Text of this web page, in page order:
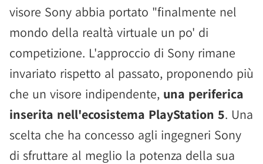
visore Sony abbia portato "finalmente nel
mondo della realtà virtuale un po' di
competizione. L'approccio di Sony rimane
invariato rispetto al passato, proponendo più
che un visore indipendente, una periferica
inserita nell'ecosistema PlayStation 5. Una
scelta che ha concesso agli ingegneri Sony
di sfruttare al meglio la potenza della sua